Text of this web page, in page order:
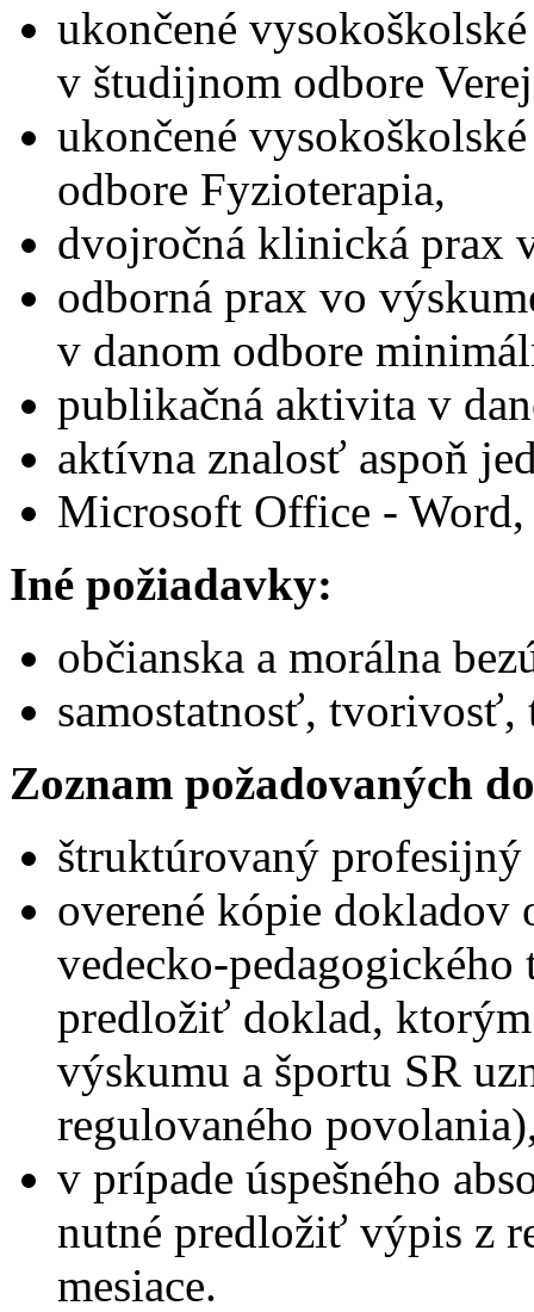
ukončené
v študijnom odbore
ukončené
odbore Fyzioterapia,
dvojročná klinická prax
odborná prax vo
v danom odbore
publikačná aktivita v
aktívna znalosť aspoň
Microsoft Office -
Iné požiadavky:
občianska a morálna
samostatnosť,
Zoznam požadovaných
štruktúrovaný
overené kópie dokladov
vedecko-
predložiť doklad,
výskumu a športu SR
regulovaného
v prípade úspešného
nutné predložiť výpis z
mesiace.